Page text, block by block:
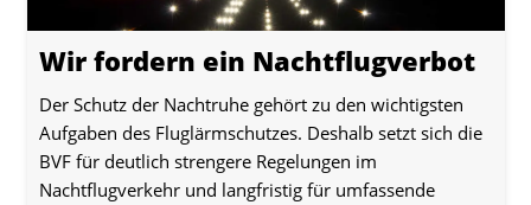
Wir fordern ein Nachtflugverbot
Der Schutz der Nachtruhe gehört zu den wichtigsten
Aufgaben des Fluglärmschutzes. Deshalb setzt sich die
BVF für deutlich strengere Regelungen im
Nachtflugverkehr und langfristig für umfassende